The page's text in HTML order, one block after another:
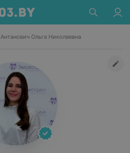
Антанович Ольга Николаевна